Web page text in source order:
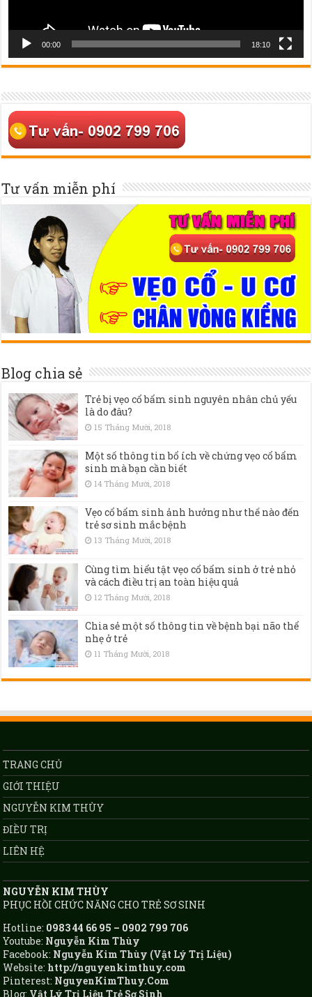
00:00 18:10
Tư vấn miễn phí
Blog chia sẻ
Trẻ bị vẹo cổ bẩm sinh nguyên nhân chủ yếu
là do đâu?
15 Tháng Mười, 2018
Một số thông tin bổ ích về chứng vẹo cổ bẩm
sinh mà bạn cần biết
14 Tháng Mười, 2018
Vẹo cổ bẩm sinh ảnh hưởng như thế nào đến
trẻ sơ sinh mắc bệnh
13 Tháng Mười, 2018
Cùng tìm hiểu tật vẹo cổ bẩm sinh ở trẻ nhỏ
và cách điều trị an toàn hiệu quả
12 Tháng Mười, 2018
Chia sẻ một số thông tin về bệnh bại não thể
nhẹ ở trẻ
11 Tháng Mười, 2018
TRANG CHỦ
GIỚI THIỆU
NGUYỄN KIM THÙY
ĐIỀU TRỊ
LIÊN HỆ
NGUYỄN KIM THÙY
PHỤC HỒI CHỨC NĂNG CHO TRẺ SƠ SINH
Hotline: 0983 44 66 95 – 0902 799 706
Youtube: Nguyễn Kim Thùy
Facebook: Nguyễn Kim Thùy (Vật Lý Trị Liệu)
Website: http://nguyenkimthuy.com
Pinterest: NguyenKimThuy.Com
Blog: Vật Lý Trị Liệu Trẻ Sơ Sinh